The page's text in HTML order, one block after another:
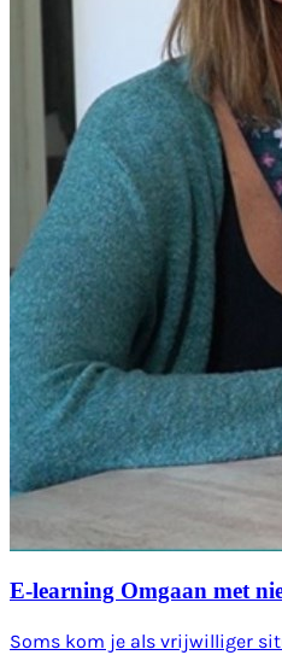
E-learning Omgaan met
Soms kom je als vrijwilliger